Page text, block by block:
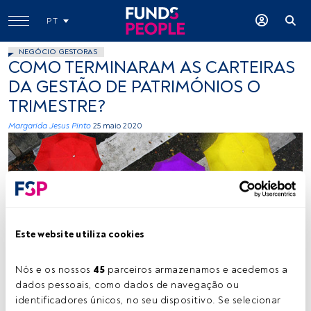
Este website utiliza cookies
Nós e os nossos 45 parceiros armazenamos e acedemos a
dados pessoais, como dados de navegação ou
identificadores únicos, no seu dispositivo. Se selecionar
PT
NEGÓCIO GESTORAS
COMO TERMINARAM AS CARTEIRAS
DA GESTÃO DE PATRIMÓNIOS O
TRIMESTRE?
Margarida Jesus Pinto 25 maio 2020
Tempo de leitura: 2 min.